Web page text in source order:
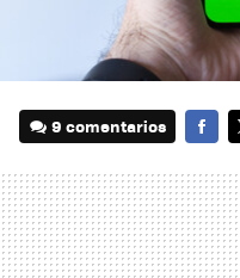
9 comentarios